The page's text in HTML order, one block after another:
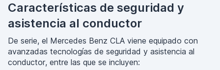
Características de seguridad y
asistencia al conductor
De serie, el Mercedes Benz CLA viene equipado con
avanzadas tecnologías de seguridad y asistencia al
conductor, entre las que se incluyen: